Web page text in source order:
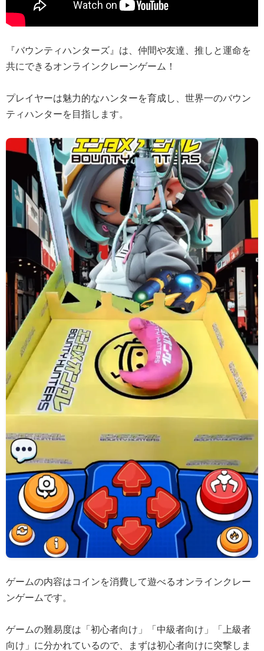
『バウンティハンターズ』は、仲間や友達、推しと運命を
共にできるオンラインクレーンゲーム！
プレイヤーは魅力的なハンターを育成し、世界一のバウン
ティハンターを目指します。
ゲームの内容はコインを消費して遊べるオンラインクレー
ンゲームです。
ゲームの難易度は「初心者向け」「中級者向け」「上級者
向け」に分かれているので、まずは初心者向けに突撃しま